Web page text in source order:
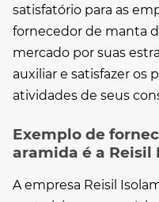
satisfatório para as
fornecedor de manta
mercado por suas
auxiliar e satisfazer os
atividades de seus
Exemplo de
aramida é a Reisil
A empresa Reisil